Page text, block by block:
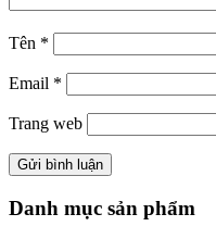
Tên *
Email *
Trang web
Danh mục sản phẩm